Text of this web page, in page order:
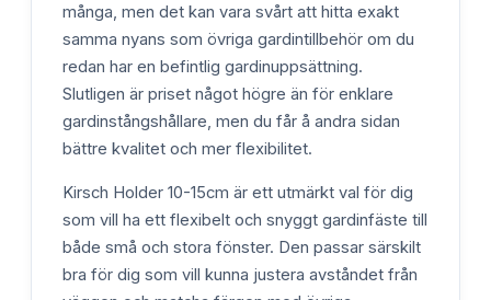
många, men det kan vara svårt att hitta exakt
samma nyans som övriga gardintillbehör om du
redan har en befintlig gardinuppsättning.
Slutligen är priset något högre än för enklare
gardinstångshållare, men du får å andra sidan
bättre kvalitet och mer flexibilitet.
Kirsch Holder 10-15cm är ett utmärkt val för dig
som vill ha ett flexibelt och snyggt gardinfäste till
både små och stora fönster. Den passar särskilt
bra för dig som vill kunna justera avståndet från